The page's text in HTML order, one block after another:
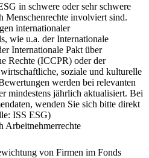
in schwere oder sehr schwere
Menschenrechte involviert sind.
internationaler
wie u.a. der Internationale
Internationale Pakt über
Rechte (ICCPR) oder der
soziale und kulturelle
werden bei relevanten
mindestens jährlich aktualisiert. Bei
wenden Sie sich bitte direkt
ISS ESG)
Arbeitnehmerrechte
von Firmen im Fonds